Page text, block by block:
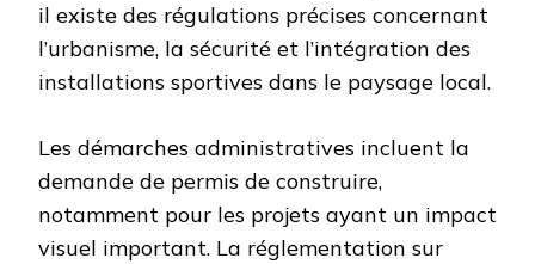
il existe des régulations précises concernant
l’urbanisme, la sécurité et l’intégration des
installations sportives dans le paysage local.
Les démarches administratives incluent la
demande de permis de construire,
notamment pour les projets ayant un impact
visuel important. La réglementation sur